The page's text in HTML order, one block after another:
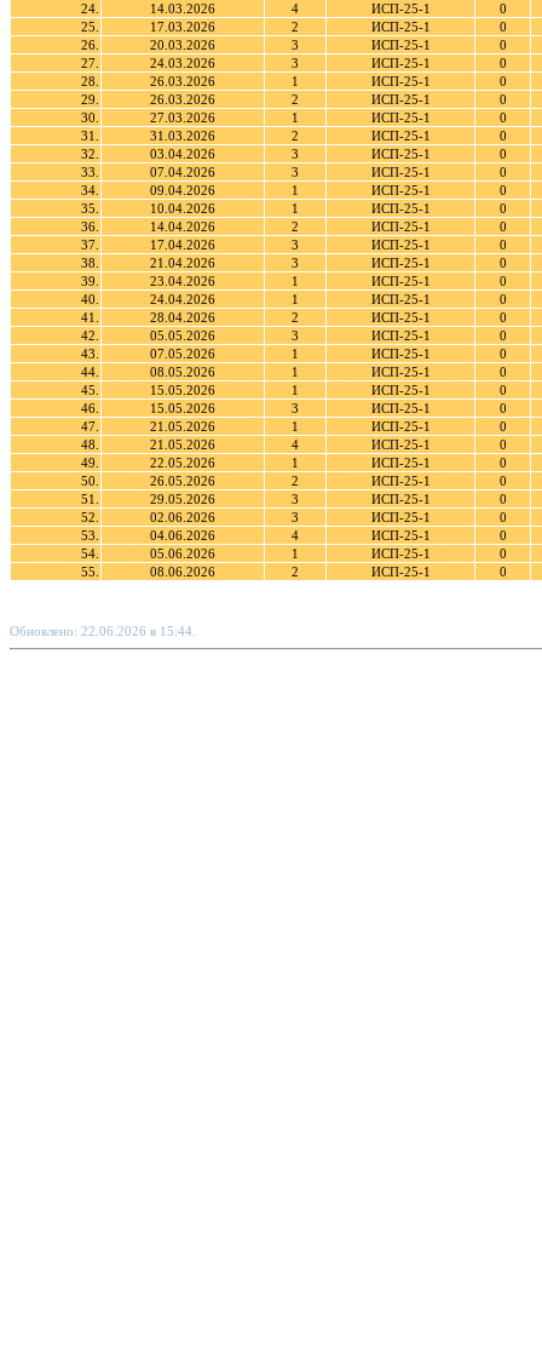
24.
14.03.2026 4 ИСП-25-1
0
25.
17.03.2026 2 ИСП-25-1
0
26.
20.03.2026 3 ИСП-25-1
0
27.
24.03.2026 3 ИСП-25-1
0
28.
26.03.2026 1 ИСП-25-1
0
29.
26.03.2026 2 ИСП-25-1
0
30.
27.03.2026 1 ИСП-25-1
0
31.
31.03.2026 2 ИСП-25-1
0
32.
03.04.2026 3 ИСП-25-1
0
33.
07.04.2026 3 ИСП-25-1
0
34.
09.04.2026 1 ИСП-25-1
0
35.
10.04.2026 1 ИСП-25-1
0
36.
14.04.2026 2 ИСП-25-1
0
37.
17.04.2026 3 ИСП-25-1
0
38.
21.04.2026 3 ИСП-25-1
0
39.
23.04.2026 1 ИСП-25-1
0
40.
24.04.2026 1 ИСП-25-1
0
41.
28.04.2026 2 ИСП-25-1
0
42.
05.05.2026 3 ИСП-25-1
0
43.
07.05.2026 1 ИСП-25-1
0
44.
08.05.2026 1 ИСП-25-1
0
45.
15.05.2026 1 ИСП-25-1
0
46.
15.05.2026 3 ИСП-25-1
0
47.
21.05.2026 1 ИСП-25-1
0
48.
21.05.2026 4 ИСП-25-1
0
49.
22.05.2026 1 ИСП-25-1
0
50.
26.05.2026 2 ИСП-25-1
0
51.
29.05.2026 3 ИСП-25-1
0
52.
02.06.2026 3 ИСП-25-1
0
53.
04.06.2026 4 ИСП-25-1
0
54.
05.06.2026 1 ИСП-25-1
0
55.
08.06.2026 2 ИСП-25-1 0
Обновлено: 22.06.2026 в 15:44.